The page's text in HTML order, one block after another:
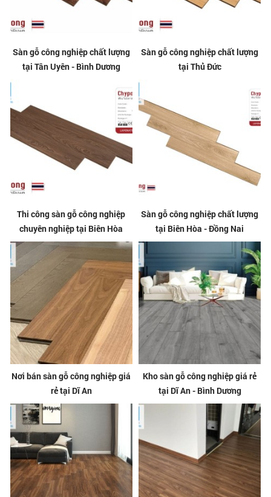
Sàn gỗ công nghiệp chất lượng
tại Tân Uyên - Bình Dương
Sàn gỗ công nghiệp chất lượng
tại Thủ Đức
Thi công sàn gỗ công nghiệp
chuyên nghiệp tại Biên Hòa
Sàn gỗ công nghiệp chất lượng
tại Biên Hòa - Đồng Nai
Nơi bán sàn gỗ công nghiệp giá
rẻ tại Dĩ An
Kho sàn gỗ công nghiệp giá rẻ
tại Dĩ An - Bình Dương